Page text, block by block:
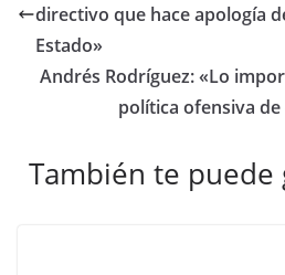
directivo que hace apología
Estado»
Andrés Rodríguez: «Lo
política ofensiva
También te puede